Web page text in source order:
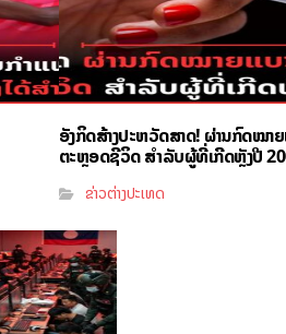
ອັງກິດສ້າງປະຫວັດສາດ! ຜ່ານກົດໝາ
ຕະຫຼອດຊີວິດ ສຳລັບຜູ້ທີ່ເກີດຫຼັງປີ
ຂ່າວຕ່າງປະເທດ